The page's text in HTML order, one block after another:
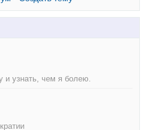
и узнать, чем я болею.